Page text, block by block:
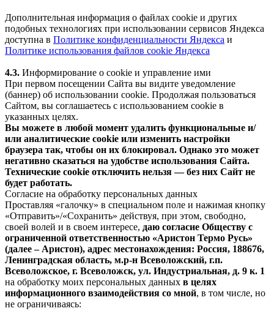
Дополнительная информация о файлах cookie и других
подобных технологиях при использовании сервисов Яндекса
доступна в Политике конфиденциальности Яндекса и
Политике использования файлов cookie Яндекса
4.3. Информирование о cookie и управление ими
При первом посещении Сайта вы видите уведомление
(баннер) об использовании cookie. Продолжая пользоваться
Сайтом, вы соглашаетесь с использованием cookie в
указанных целях.
Вы можете в любой момент удалить функциональные и/
или аналитические cookie или изменить настройки
браузера так, чтобы он их блокировал. Однако это может
негативно сказаться на удобстве использования Сайта.
Технические cookie отключить нельзя — без них Сайт не
будет работать.
Согласие на обработку персональных данных
Проставляя «галочку» в специальном поле и нажимая кнопку
«Отправить»/«Сохранить» действуя, при этом, свободно,
своей волей и в своем интересе, даю согласие Обществу с
ограниченной ответственностью «Аристон Термо Русь»
(далее – Аристон), адрес местонахождения: Россия, 188676,
Ленинградская область, м.р-н Всеволожский, г.п.
Всеволожское, г. Всеволожск, ул. Индустриальная, д. 9 к. 1
на обработку моих персональных данных в целях
информационного взаимодействия со мной, в том числе, но
не ограничиваясь: